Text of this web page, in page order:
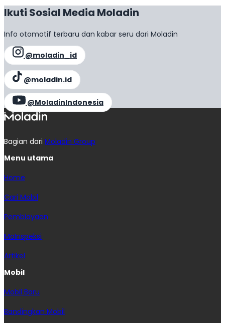
Ikuti Sosial Media Moladin
Info otomotif terbaru dan kabar seru dari Moladin
@moladin_id
@moladin.id
@MoladinIndonesia
Bagian dari Moladin Group
Menu utama
Home
Cari Mobil
Pembiayaan
MoInspeksi
Artikel
Mobil
Mobil Baru
Bandingkan Mobil